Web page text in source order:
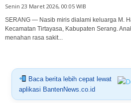
Senin 23 Maret 2026, 00:05 WIB
SERANG — Nasib miris dialami keluarga M.
Kecamatan Tirtayasa, Kabupaten Serang.
menahan rasa sakit...
Baca berita lebih cepat lewat
aplikasi BantenNews.co.id